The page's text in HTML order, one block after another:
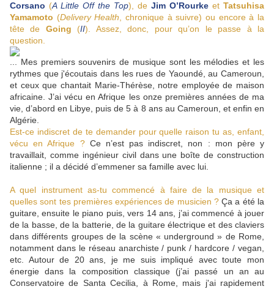
Corsano (A Little Off the Top), de Jim O’Rourke et Tatsuhisa
Yamamoto (Delivery Health , chronique à suivre) ou encore à la
tête de Going (II). Assez, donc, pour qu’on le passe à la
question.
... Mes premiers souvenirs de musique sont les mélodies et les
rythmes que j'écoutais dans les rues de Yaoundé, au Cameroun,
et ceux que chantait Marie-Thérèse, notre employée de maison
africaine. J’ai vécu en Afrique les onze premières années de ma
vie, d’abord en Libye, puis de 5 à 8 ans au Cameroun, et enfin en
Algérie.
Est-ce indiscret de te demander pour quelle raison tu as, enfant,
vécu en Afrique ?Ce n’est pas indiscret, non : mon père y
travaillait, comme ingénieur civil dans une boîte de construction
italienne ; il a décidé d’emmener sa famille avec lui.
A quel instrument as-tu commencé à faire de la musique et
quelles sont tes premières expériences de musicien ?Ça a été la
guitare, ensuite le piano puis, vers 14 ans, j’ai commencé à jouer
de la basse, de la batterie, de la guitare électrique et des claviers
dans différents groupes de la scène « underground » de Rome,
notamment dans le réseau anarchiste / punk / hardcore / vegan,
etc. Autour de 20 ans, je me suis impliqué avec toute mon
énergie dans la composition classique (j’ai passé un an au
Conservatoire de Santa Cecilia, à Rome, mais j'ai rapidement